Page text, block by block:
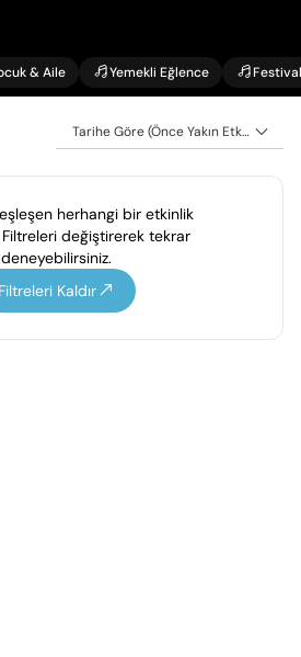
& Aile Yemekli Eğlence Festival
Tarihe Göre (Önce Yakın Etkinlikler)
herhangi bir etkinlik
Filtreleri değiştirerek tekrar
deneyebilirsiniz.
Filtreleri Kaldır